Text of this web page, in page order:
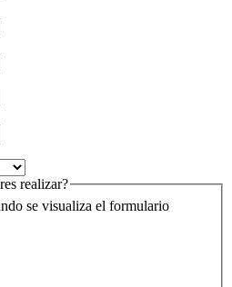
se visualiza el formulario
realizar?